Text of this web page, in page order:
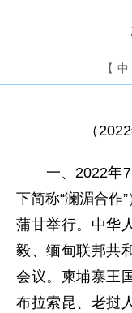
【 中
（
一、2022年7
下简称“澜湄合作
蒲甘举行。中华
毅、缅甸联邦共
会议。柬埔寨王
布拉索昆、老挝